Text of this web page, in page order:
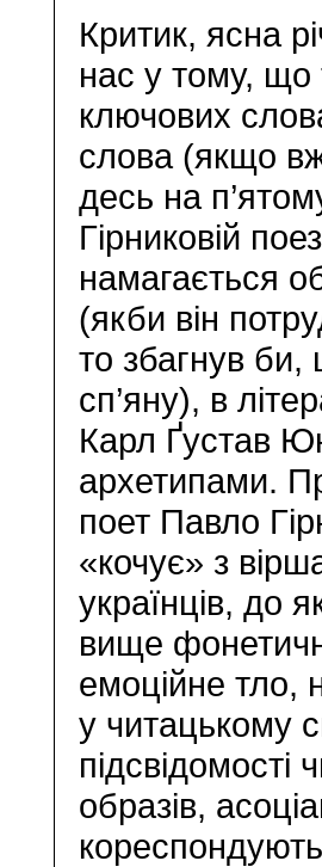
Критик, ясна
нас у тому, що
ключових
слова (якщо
десь на
Гірниковій
намагається
(якби він
то збагнув би,
сп’яну), в
Карл Ґустав
архетипами.
поет Павло
«кочує» з
українців, до
вище
емоційне тло,
у читацькому
образів,